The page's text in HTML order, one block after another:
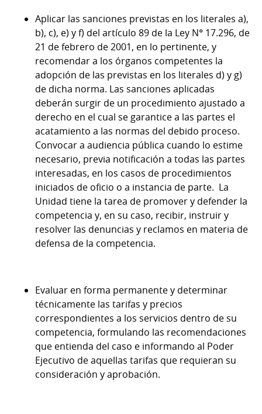
Aplicar las sanciones previstas en los literales a),
b), c), e) y f) del artículo 89 de la Ley N° 17.296, de
21 de febrero de 2001, en lo pertinente, y
recomendar a los órganos competentes la
adopción de las previstas en los literales d) y g)
de dicha norma. Las sanciones aplicadas
deberán surgir de un procedimiento ajustado a
derecho en el cual se garantice a las partes el
acatamiento a las normas del debido proceso.
Convocar a audiencia pública cuando lo estime
necesario, previa notificación a todas las partes
interesadas, en los casos de procedimientos
iniciados de oficio o a instancia de parte. La
Unidad tiene la tarea de promover y defender la
competencia y, en su caso, recibir, instruir y
resolver las denuncias y reclamos en materia de
defensa de la competencia.
Evaluar en forma permanente y determinar
técnicamente las tarifas y precios
correspondientes a los servicios dentro de su
competencia, formulando las recomendaciones
que entienda del caso e informando al Poder
Ejecutivo de aquellas tarifas que requieran su
consideración y aprobación.